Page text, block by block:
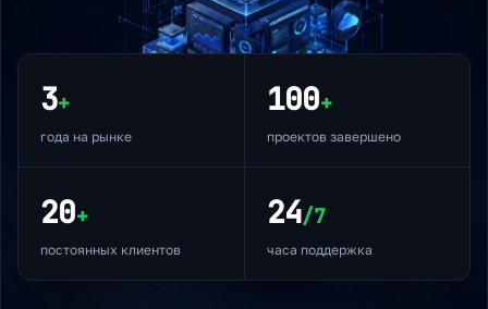
3+
года на рынке
100+
проектов завершено
20+
постоянных клиентов
24/7
часа поддержка